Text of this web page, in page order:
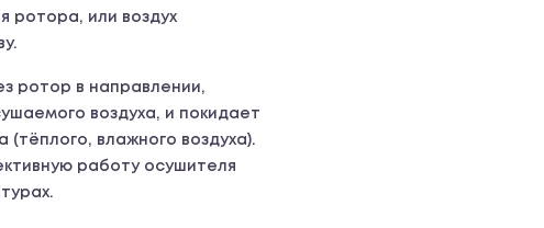
ротора, или воздух
ротор в направлении,
воздуха, и покидает
(тёплого, влажного воздуха).
работу осушителя